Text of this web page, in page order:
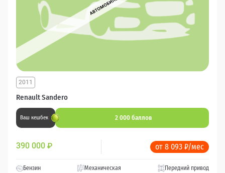
Renault Sandero
2011
Ваш кешбек 2 000 баллов
390 000 ₽ от 8 093 ₽/мес
Бензин Механическая Передний привод